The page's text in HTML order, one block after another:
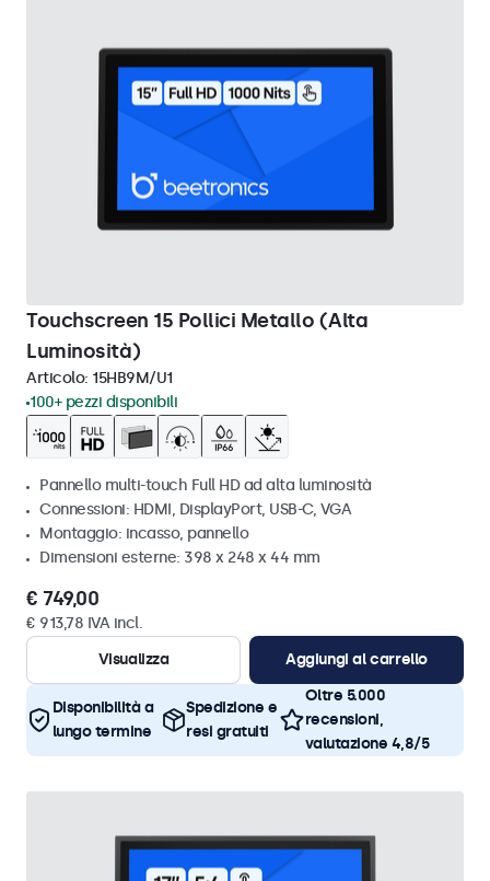
Touchscreen 15 Pollici Metallo (Alta
Luminosità)
Articolo: 15HB9M/U1
100+ pezzi disponibili
Pannello multi-touch Full HD ad alta luminosità
Connessioni: HDMI, DisplayPort, USB-C, VGA
Montaggio: incasso, pannello
Dimensioni esterne: 398 x 248 x 44 mm
€ 749,00
€ 913,78 IVA incl.
Visualizza
Aggiungi al carrello
Disponibilità a
lungo termine
Spedizione e
resi gratuiti
Oltre 5.000
recensioni,
valutazione 4,8/5